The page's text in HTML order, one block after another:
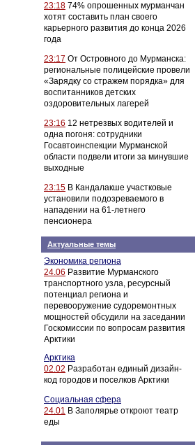
23:18 74% опрошенных мурманчан
хотят составить план своего
карьерного развития до конца 2026
года
23:17 От Островного до Мурманска:
региональные полицейские провели
«Зарядку со стражем порядка» для
воспитанников детских
оздоровительных лагерей
23:16 12 нетрезвых водителей и
одна погоня: сотрудники
Госавтоинспекции Мурманской
области подвели итоги за минувшие
выходные
23:15 В Кандалакше участковые
установили подозреваемого в
нападении на 61-летнего
пенсионера
Актуальные темы
Экономика региона
24.06 Развитие Мурманского
транспортного узла, ресурсный
потенциал региона и
перевооружение судоремонтных
мощностей обсудили на заседании
Госкомиссии по вопросам развития
Арктики
Арктика
02.02 Разработан единый дизайн-
код городов и поселков Арктики
Социальная сфера
24.01 В Заполярье откроют театр
еды